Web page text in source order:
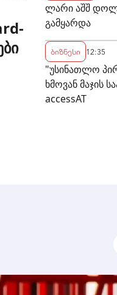
ლარი აშშ
გამყარდა
ბიზნესი 12:35
"უსინათლო
ხმოვან მაჯის
accessAT